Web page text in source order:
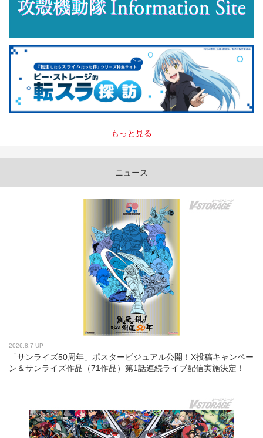
もっと見る
ニュース
2026.8.7 UP
「サンライズ50周年」ポスタービジュアル公開！X投稿キャンペー
ン＆サンライズ作品（71作品）第1話連続ライブ配信実施決定！